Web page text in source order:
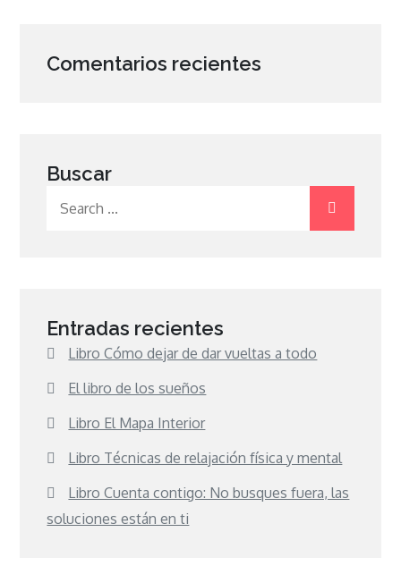
Comentarios recientes
Buscar
Entradas recientes
Libro Cómo dejar de dar vueltas a todo
El libro de los sueños
Libro El Mapa Interior
Libro Técnicas de relajación física y mental
Libro Cuenta contigo: No busques fuera, las
soluciones están en ti